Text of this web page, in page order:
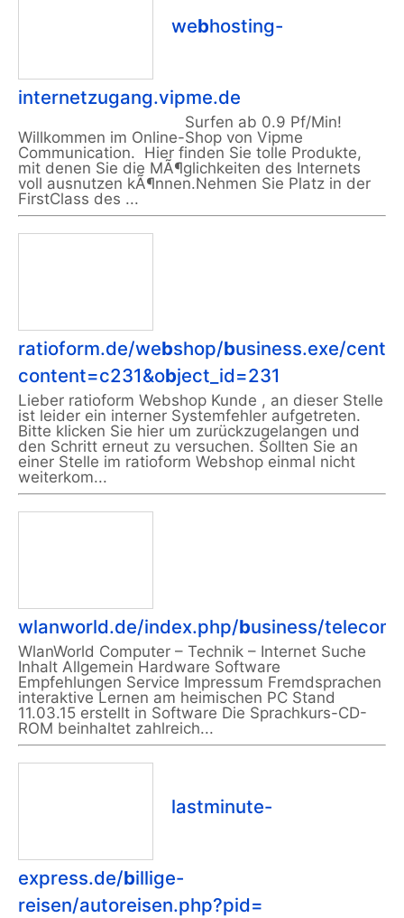
webhosting-
internetzugang.vipme.de
Surfen ab 0.9 Pf/Min!
Willkommen im Online-Shop von Vipme
Communication. Hier finden Sie tolle Produkte,
mit denen Sie die MÃ¶glichkeiten des Internets
voll ausnutzen kÃ¶nnen.Nehmen Sie Platz in der
FirstClass des ...
ratioform.de/webshop/business.exe/
content=c231&object_id=231
Lieber ratioform Webshop Kunde , an dieser Stelle
ist leider ein interner Systemfehler aufgetreten.
Bitte klicken Sie hier um zurückzugelangen und
den Schritt erneut zu versuchen. Sollten Sie an
einer Stelle im ratioform Webshop einmal nicht
weiterkom...
wlanworld.de/index.php/business/
WlanWorld Computer – Technik – Internet Suche
Inhalt Allgemein Hardware Software
Empfehlungen Service Impressum Fremdsprachen
interaktive Lernen am heimischen PC Stand
11.03.15 erstellt in Software Die Sprachkurs-CD-
ROM beinhaltet zahlreich...
lastminute-
express.de/billige-
reisen/autoreisen.php?pid=